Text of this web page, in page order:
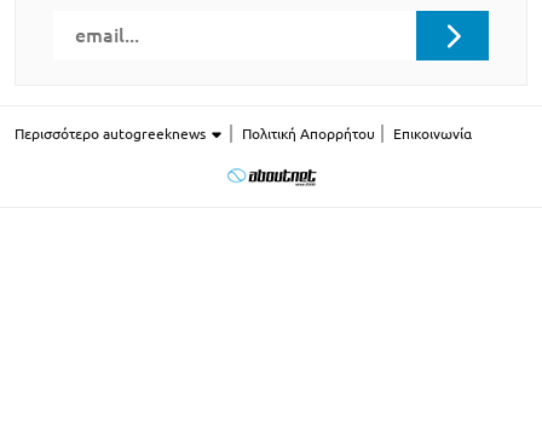
Περισσότερο autogreeknews Πολιτική Απορρήτου Επικοινωνία